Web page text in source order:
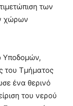
των
χώρων
Υποδομών,
του Τμήματος
ένα θερινό
του νερού